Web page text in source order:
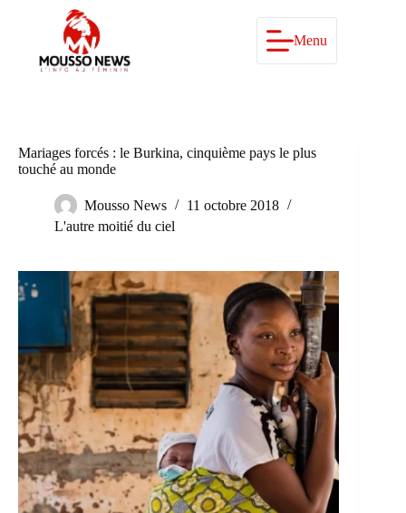
Menu
Mariages forcés : le Burkina, cinquième pays le plus
touché au monde
Mousso News
11 octobre 2018
L'autre moitié du ciel